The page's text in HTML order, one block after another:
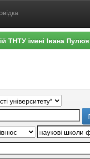
ТНТУ імені Івана Пулюя